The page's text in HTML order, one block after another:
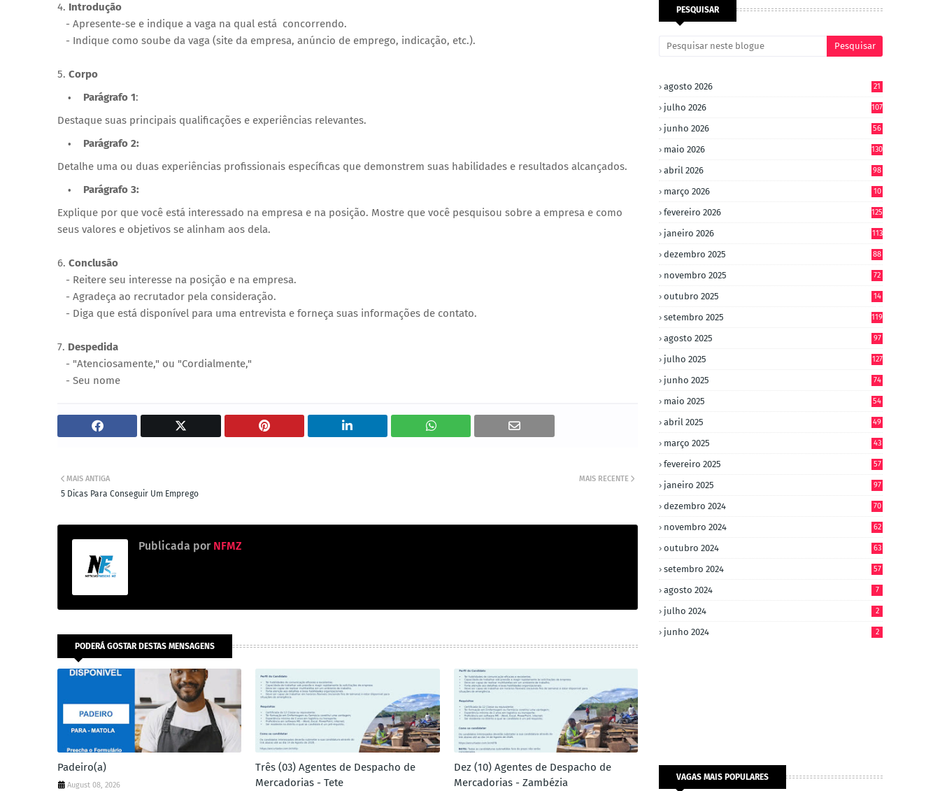
4. Introdução
- Apresente-se e indique a vaga na qual está concorrendo.
- Indique como soube da vaga (site da empresa, anúncio de emprego, indicação, etc.).
5. Corpo
Parágrafo 1:
Destaque suas principais qualificações e experiências relevantes.
Parágrafo 2:
Detalhe uma ou duas experiências profissionais específicas que demonstrem suas habilidades e resultados alcançados.
Parágrafo 3:
Explique por que você está interessado na empresa e na posição. Mostre que você pesquisou sobre a empresa e como
seus valores e objetivos se alinham aos dela.
6. Conclusão
- Reitere seu interesse na posição e na empresa.
- Agradeça ao recrutador pela consideração.
- Diga que está disponível para uma entrevista e forneça suas informações de contato.
7. Despedida
- "Atenciosamente," ou "Cordialmente,"
- Seu nome
MAIS RECENTE
MAIS ANTIGA
5 Dicas Para Conseguir Um Emprego
Publicada por NFMZ
PODERÁ GOSTAR DESTAS MENSAGENS
Padeiro(a)
August 08, 2026
Três (03) Agentes de Despacho de
Mercadorias - Tete
Dez (10) Agentes de Despacho de
Mercadorias - Zambézia
PESQUISAR
agosto 2026 21
julho 2026 107
junho 2026 56
maio 2026 130
abril 2026 98
março 2026
10
fevereiro 2026 125
janeiro 2026 113
dezembro 2025 88
novembro 2025 72
outubro 2025
14
setembro 2025 119
agosto 2025 97
julho 2025 127
junho 2025 74
maio 2025 54
abril 2025 49
março 2025 43
fevereiro 2025 57
janeiro 2025 97
dezembro 2024 70
novembro 2024 62
outubro 2024 63
setembro 2024 57
agosto 2024 7
julho 2024 2
junho 2024 2
VAGAS MAIS POPULARES